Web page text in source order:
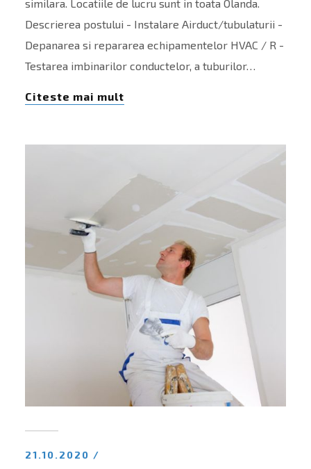
similara. Locatiile de lucru sunt in toata Olanda.
Descrierea postului - Instalare Airduct/tubulaturii -
Depanarea si repararea echipamentelor HVAC / R -
Testarea imbinarilor conductelor, a tuburilor…
Citeste mai mult
21.10.2020 /